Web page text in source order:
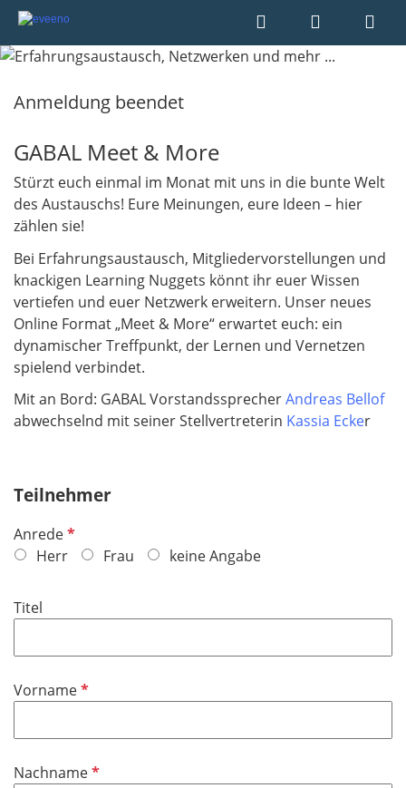
Anmeldung beendet
GABAL Meet & More
Stürzt euch einmal im Monat mit uns in die bunte Welt
des Austauschs! Eure Meinungen, eure Ideen – hier
zählen sie!
Bei Erfahrungsaustausch, Mitgliedervorstellungen und
knackigen Learning Nuggets könnt ihr euer Wissen
vertiefen und euer Netzwerk erweitern. Unser neues
Online Format „Meet & More“ erwartet euch: ein
dynamischer Treffpunkt, der Lernen und Vernetzen
spielend verbindet.
Mit an Bord: GABAL VorstandssprecherAndreas Bellof
abwechselnd mit seiner Stellvertreterin Kassia Ecker
Teilnehmer
AnredeP
f
c
f
e
Herr Frau keine Angabe
Titel
VornameP
c
NachnameP